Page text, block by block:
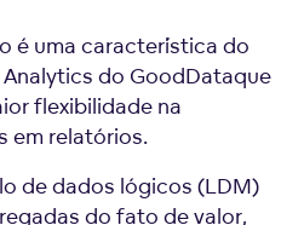
é uma característica do
do GoodDataque
flexibilidade na
em relatórios.
de dados lógicos (LDM)
do fato de valor,